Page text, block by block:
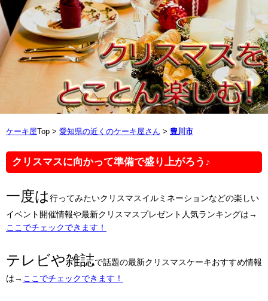
ケーキ屋Top > 愛知県の近くのケーキ屋さん > 豊川市
クリスマスに向かって準備で盛り上がろう♪
一度は行ってみたいクリスマスイルミネーションなどの楽しい
イベント開催情報や最新クリスマスプレゼント人気ランキングは→
ここでチェックできます！
テレビや雑誌で話題の最新クリスマスケーキおすすめ情報
は→ ここでチェックできます！